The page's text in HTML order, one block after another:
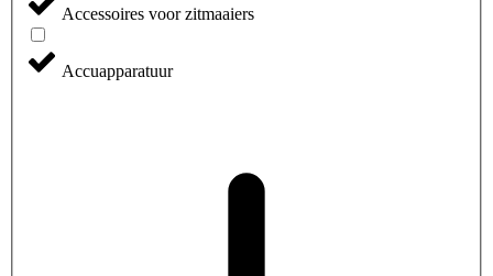
Accessoires voor zitmaaiers
Accuapparatuur